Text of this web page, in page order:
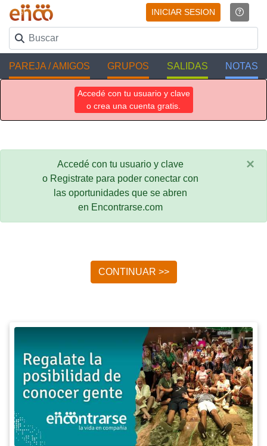
INICIAR SESION
PAREJA / AMIGOS GRUPOS SALIDAS NOTAS
Accedé con tu usuario y clave
o crea una cuenta gratis.
Accedé con tu usuario y clave
o Registrate para poder conectar con
las oportunidades que se abren
en Encontrarse.com
×
CONTINUAR >>